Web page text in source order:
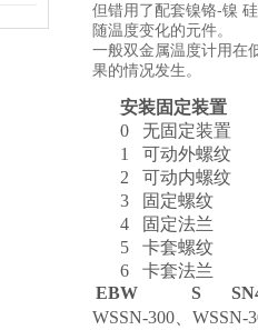
但错用了配套镍铬-镍
随温度变化的元件。
一般双金属温度计用在
果的情况发生。
安装固定装置
0 无固定装置
1 可动外螺纹
2 可动内螺纹
3
固定螺纹
4
固定法兰
5 卡套螺纹
6 卡套法兰
EBW S SN
WSSN-300 、